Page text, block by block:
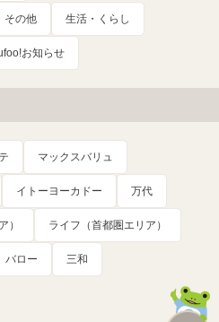
その他 生活・くらし
お知らせ
マックスバリュ
イトーヨーカドー 万代
） ライフ（首都圏エリア）
バロー 三和